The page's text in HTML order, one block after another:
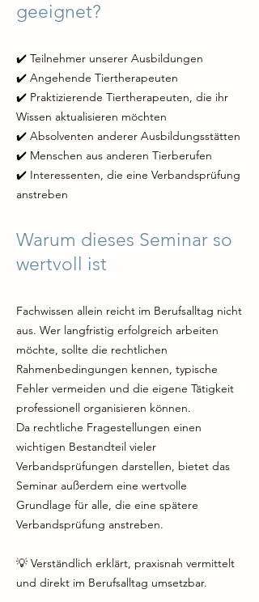
geeignet?
✔️ Teilnehmer unserer Ausbildungen
✔️ Angehende Tiertherapeuten
✔️ Praktizierende Tiertherapeuten, die ihr
Wissen aktualisieren möchten
✔️ Absolventen anderer Ausbildungsstätten
✔️ Menschen aus anderen Tierberufen
✔️ Interessenten, die eine Verbandsprüfung
anstreben
Warum dieses Seminar so
wertvoll ist
Fachwissen allein reicht im Berufsalltag nicht
aus. Wer langfristig erfolgreich arbeiten
möchte, sollte die rechtlichen
Rahmenbedingungen kennen, typische
Fehler vermeiden und die eigene Tätigkeit
professionell organisieren können.
Da rechtliche Fragestellungen einen
wichtigen Bestandteil vieler
Verbandsprüfungen darstellen, bietet das
Seminar außerdem eine wertvolle
Grundlage für alle, die eine spätere
Verbandsprüfung anstreben.
💡 Verständlich erklärt, praxisnah vermittelt
und direkt im Berufsalltag umsetzbar.